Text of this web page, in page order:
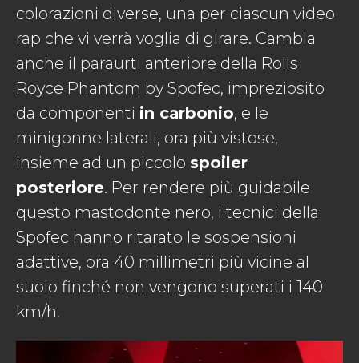
colorazioni diverse, una per ciascun video
rap che vi verrà voglia di girare. Cambia
anche il paraurti anteriore della Rolls
Royce Phantom by Spofec, impreziosito
da componenti in carbonio, e le
minigonne laterali, ora più vistose,
insieme ad un piccolo spoiler
posteriore. Per rendere più guidabile
questo mastodonte nero, i tecnici della
Spofec hanno ritarato le sospensioni
adattive, ora 40 millimetri più vicine al
suolo finché non vengono superati i 140
km/h.